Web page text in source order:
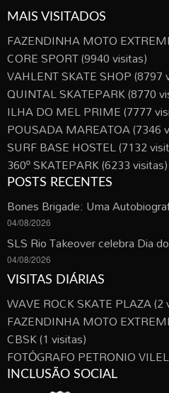
MAIS VISITADOS
FAZENDINHA MOTO
CORE SPORT(9940 visitas)
VAHLENT SKATE SHOP(8797
QUINTAL SKATEPARK(8770
ILHA DO MEL PRIME(7777
POUSADA MAREATOA(7346
SURF BASE HOSTEL(7132
360º SKATEPARK(6233 visitas)
POSTS RECENTES
Bones Brigade: Uma
04/08/2026
SLS Rio Takeover celebra Dia
04/08/2026
VISITAS DIÁRIAS
WAVE ROCK SKATE PLAZA(2
FAZENDINHA MOTO
CBSK(1 visitas)
FOTÓGRAFO PETRONIO
INCLUSÃO SOCIAL